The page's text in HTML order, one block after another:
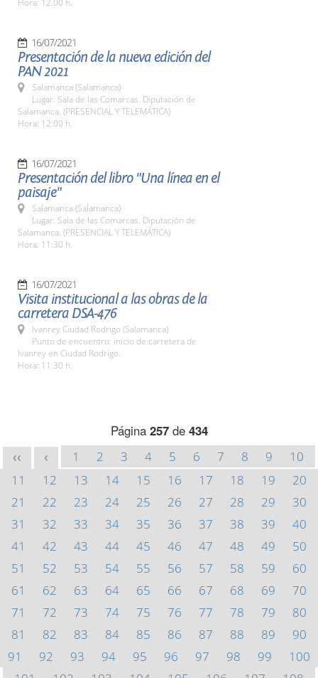
Hora: 12.00 h.
16/07/2021
Presentación de la nueva edición del
PAN 2021
Salamanca (Salamanca)
Lugar: Sala de las Comarcas. Diputación de
Salamanca. (PRESENCIAL Y TELEMÁTICA)
Hora: 12:00 h.
16/07/2021
Presentación del libro "Una línea en el
paisaje"
Salamanca (Salamanca)
Lugar: Sala de las Comarcas. Diputación de
Salamanca. (PRESENCIAL Y TELEMÁTICA)
Hora: 11:30 h.
16/07/2021
Visita institucional a las obras de la
carretera DSA-476
Ivanrey Ciudad Rodrigo (Salamanca)
Punto de encuentro: inicio de carretera de
Ivanrey en Ciudad Rodrigo.
Hora: 11:30 h.
Página 257de 434
<< < 1 2 3 4 5 6 7 8 9
10
11
12 13 14 15 16 17 18 19
20
21
22 23 24 25 26 27 28 29
30
31
32 33 34 35 36 37 38 39
40
41
42 43 44 45 46 47 48 49
50
51
52 53 54 55 56 57 58 59
60
61
62 63 64 65 66 67 68 69
70
71
72 73 74 75 76 77 78 79
80
81
82 83 84 85 86 87 88 89
90
91
92 93 94 95 96 97 98 99
100